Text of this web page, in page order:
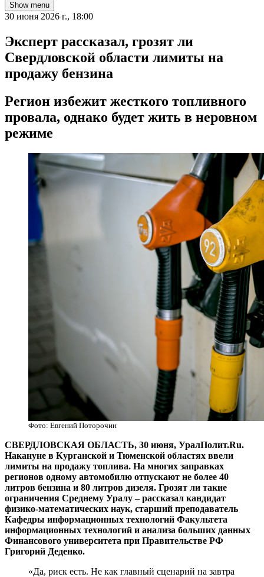
Show menu
30 июня 2026 г., 18:00
Эксперт рассказал, грозят ли
Свердловской области лимиты на
продажу бензина
Регион избежит жесткого топливного
провала, однако будет жить в неровном
режиме
Фото: Евгений Поторочин
СВЕРДЛОВСКАЯ ОБЛАСТЬ, 30 июня, УралПолит.Ru.
Накануне в Курганской и Тюменской областях ввели
лимиты на продажу топлива. На многих заправках
регионов одному автомобилю отпускают не более 40
литров бензина и 80 литров дизеля. Грозят ли такие
ограничения Среднему Уралу – рассказал кандидат
физико-математических наук, старший преподаватель
Кафедры информационных технологий Факультета
информационных технологий и анализа больших данных
Финансового университета при Правительстве РФ
Григорий Деденко.
«Да, риск есть. Не как главный сценарий на завтра